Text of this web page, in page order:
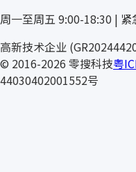
周一至周五 9:00-18:30 |
高新技术企业
© 2016-2026 零搜科技粤
44030402001552号